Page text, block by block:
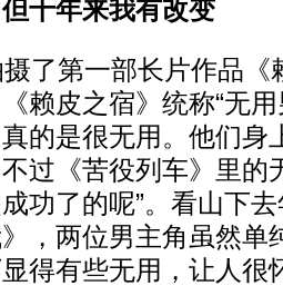
十年来我有改变
第一部长片作品《
赖皮之宿》统称“无用
的是很无用。他们身
过《苦役列车》里的
功了的呢”。看山下
，两位男主角虽然单
得有些无用，让人很